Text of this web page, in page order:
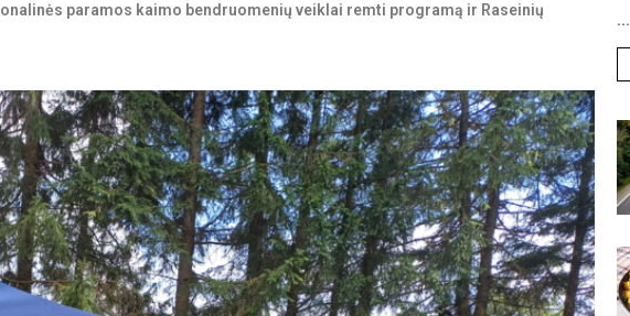
paramos kaimo bendruomenių veiklai remti programą ir Raseinių
...